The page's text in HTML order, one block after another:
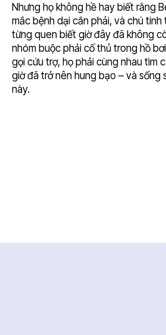
Nhưng họ không hề hay biết rằng
mắc bệnh dại cắn phải, và chú tinh
từng quen biết giờ đây đã không
nhóm buộc phải cố thủ trong hồ
gọi cứu trợ, họ phải cùng nhau tìm
giờ đã trở nên hung bạo – và sống
này.